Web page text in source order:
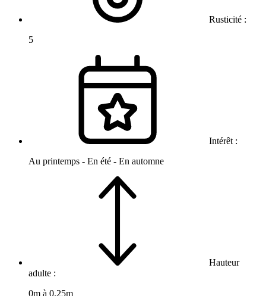
Rusticité :
5
Intérêt :
Au printemps - En été - En automne
Hauteur
adulte :
0m à 0.25m